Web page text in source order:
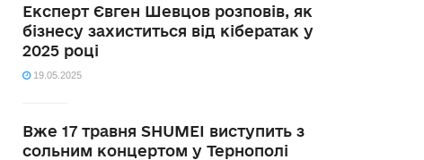
Експерт Євген Шевцов розповів, як
бізнесу захиститься від кібератак у
2025 році
19.05.2025
Вже 17 травня SHUMEI виступить з
сольним концертом у Тернополі